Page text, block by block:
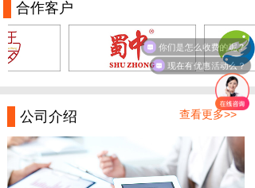
合作客户
公司介绍 查看更多>>
你们是怎么收费的呢？
现在有优惠活动么？